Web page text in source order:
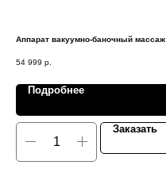
Аппарат вакуумно-баночный массаж
54 999 р.
Подробнее
Заказать